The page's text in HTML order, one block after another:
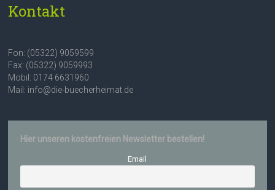
Kontakt
Fon: (05322) 9059599
Fax: (05322) 9059993
Mobil: 0174 6631960
Mail: info@die-buecherheimat.de
Hier unseren kostenfreien Newsletter bestellen!
Email